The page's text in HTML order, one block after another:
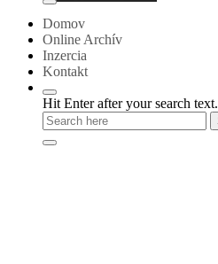
Domov
Online Archív
Inzercia
Kontakt
Hit Enter after your search text.